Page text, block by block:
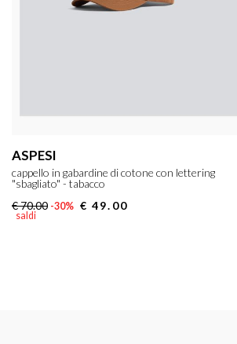
ASPESI
cappello in gabardine di cotone con lettering
"sbagliato" - tabacco
€ 70.00 -30% € 49.00
saldi